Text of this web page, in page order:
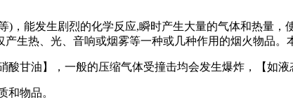
，能发生剧烈的化学反应,瞬时产生大量的气体和热量
生热、光、音响或烟雾等一种或几种作用的烟火物品。
甘油】，一般的压缩气体受撞击均会发生爆炸，【如液
和物品。